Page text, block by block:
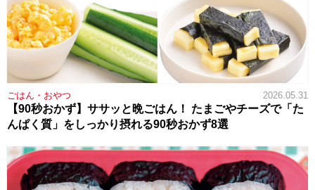
ごはん・おやつ 2026.05.31
【90秒おかず】ササッと晩ごはん！ たまごやチーズで「た
んぱく質」をしっかり摂れる90秒おかず8選